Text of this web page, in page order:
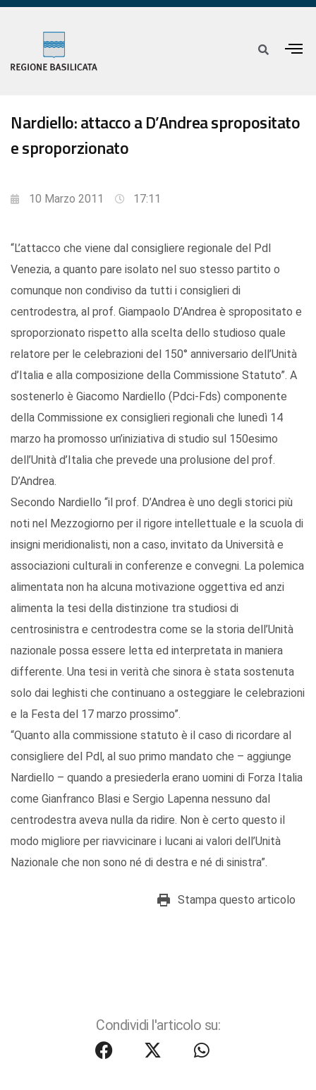
Nardiello: attacco a D’Andrea spropositato
e sproporzionato
10 Marzo 2011 17:11
“L’attacco che viene dal consigliere regionale del Pdl
Venezia, a quanto pare isolato nel suo stesso partito o
comunque non condiviso da tutti i consiglieri di
centrodestra, al prof. Giampaolo D’Andrea è spropositato e
sproporzionato rispetto alla scelta dello studioso quale
relatore per le celebrazioni del 150° anniversario dell’Unità
d’Italia e alla composizione della Commissione Statuto”. A
sostenerlo è Giacomo Nardiello (Pdci-Fds) componente
della Commissione ex consiglieri regionali che lunedì 14
marzo ha promosso un’iniziativa di studio sul 150esimo
dell’Unità d’Italia che prevede una prolusione del prof.
D’Andrea.
Secondo Nardiello “il prof. D’Andrea è uno degli storici più
noti nel Mezzogiorno per il rigore intellettuale e la scuola di
insigni meridionalisti, non a caso, invitato da Università e
associazioni culturali in conferenze e convegni. La polemica
alimentata non ha alcuna motivazione oggettiva ed anzi
alimenta la tesi della distinzione tra studiosi di
centrosinistra e centrodestra come se la storia dell’Unità
nazionale possa essere letta ed interpretata in maniera
differente. Una tesi in verità che sinora è stata sostenuta
solo dai leghisti che continuano a osteggiare le celebrazioni
e la Festa del 17 marzo prossimo”.
“Quanto alla commissione statuto è il caso di ricordare al
consigliere del Pdl, al suo primo mandato che – aggiunge
Nardiello – quando a presiederla erano uomini di Forza Italia
come Gianfranco Blasi e Sergio Lapenna nessuno dal
centrodestra aveva nulla da ridire. Non è certo questo il
modo migliore per riavvicinare i lucani ai valori dell’Unità
Nazionale che non sono né di destra e né di sinistra”.
Stampa questo articolo
Condividi l'articolo su: